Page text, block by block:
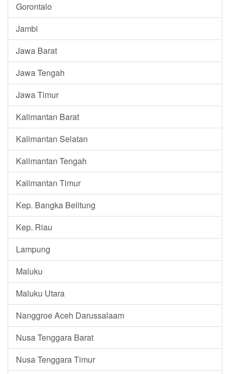
Gorontalo
Jambi
Jawa Barat
Jawa Tengah
Jawa Timur
Kalimantan Barat
Kalimantan Selatan
Kalimantan Tengah
Kalimantan Timur
Kep. Bangka Belitung
Kep. Riau
Lampung
Maluku
Maluku Utara
Nanggroe Aceh Darussalaam
Nusa Tenggara Barat
Nusa Tenggara Timur